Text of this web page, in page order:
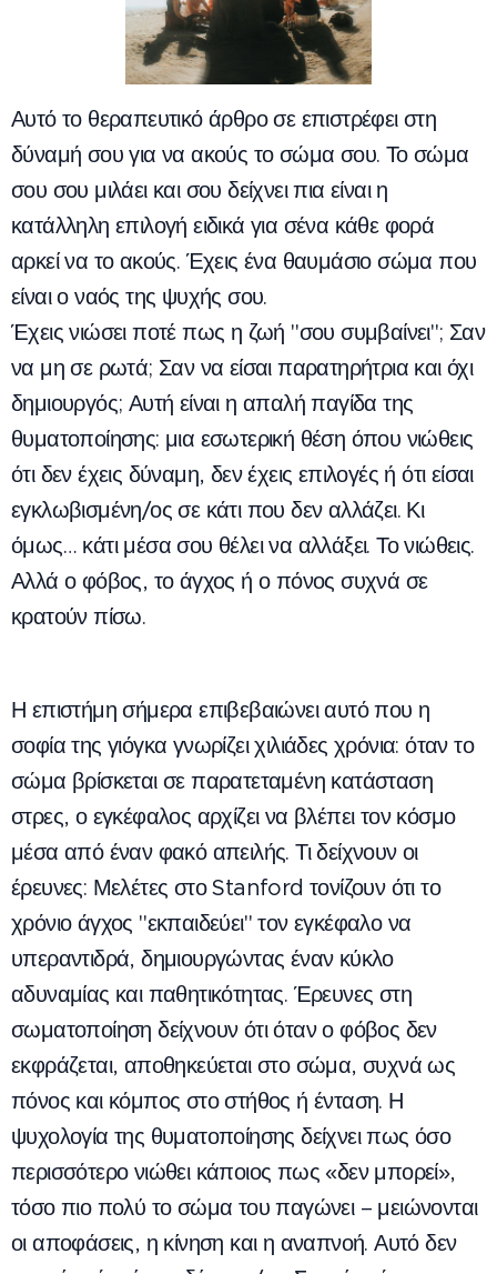
Αυτό το θεραπευτικό άρθρο σε επιστρέφει στη
δύναμή σου για να ακούς το σώμα σου. Το σώμα
σου σου μιλάει και σου δείχνει πια είναι η
κατάλληλη επιλογή ειδικά για σένα κάθε φορά
αρκεί να το ακούς. Έχεις ένα θαυμάσιο σώμα που
είναι ο ναός της ψυχής σου.
Έχεις νιώσει ποτέ πως η ζωή "σου συμβαίνει"; Σαν
να μη σε ρωτά; Σαν να είσαι παρατηρήτρια και όχι
δημιουργός; Αυτή είναι η απαλή παγίδα της
θυματοποίησης: μια εσωτερική θέση όπου νιώθεις
ότι δεν έχεις δύναμη, δεν έχεις επιλογές ή ότι είσαι
εγκλωβισμένη/ος σε κάτι που δεν αλλάζει. Κι
όμως… κάτι μέσα σου θέλει να αλλάξει. Το νιώθεις.
Αλλά ο φόβος, το άγχος ή ο πόνος συχνά σε
κρατούν πίσω.
Η επιστήμη σήμερα επιβεβαιώνει αυτό που η
σοφία της γιόγκα γνωρίζει χιλιάδες χρόνια: όταν το
σώμα βρίσκεται σε παρατεταμένη κατάσταση
στρες, ο εγκέφαλος αρχίζει να βλέπει τον κόσμο
μέσα από έναν φακό απειλής. Τι δείχνουν οι
έρευνες: Μελέτες στο Stanford τονίζουν ότι το
χρόνιο άγχος "εκπαιδεύει" τον εγκέφαλο να
υπεραντιδρά, δημιουργώντας έναν κύκλο
αδυναμίας και παθητικότητας. Έρευνες στη
σωματοποίηση δείχνουν ότι όταν ο φόβος δεν
εκφράζεται, αποθηκεύεται στο σώμα, συχνά ως
πόνος και κόμπος στο στήθος ή ένταση. Η
ψυχολογία της θυματοποίησης δείχνει πως όσο
περισσότερο νιώθει κάποιος πως «δεν μπορεί»,
τόσο πιο πολύ το σώμα του παγώνει – μειώνονται
οι αποφάσεις, η κίνηση και η αναπνοή. Αυτό δεν